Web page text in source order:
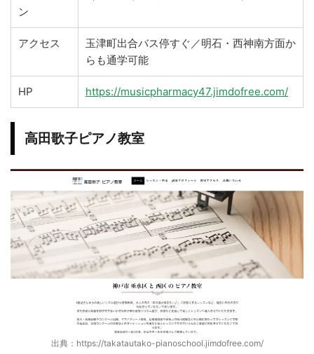
ン
アクセス
玉津町出合バス停すぐ／明石・西神南方面か
らも通学可能
HP https://musicpharmacy47.jimdofree.com/
高田歌子ピアノ教室
出典：https://takatautako-pianoschool.jimdofree.com/